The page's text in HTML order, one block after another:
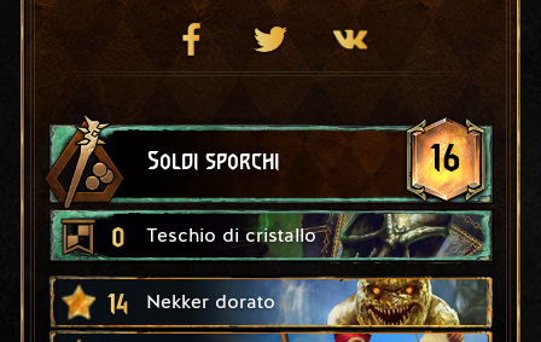
Soldi sporchi 16
0 Teschio di cristallo
14 Nekker dorato